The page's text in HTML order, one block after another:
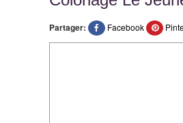
Partager: Facebook